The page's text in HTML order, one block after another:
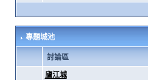
專題城池
討論區
廬江城